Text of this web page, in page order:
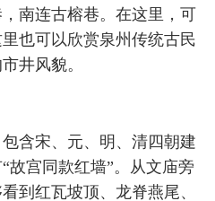
南连古榕巷。在这里，可
也可以欣赏泉州传统古民
井风貌。
含宋、元、明、清四朝建
故宫同款红墙”。从文庙旁
到红瓦坡顶、龙脊燕尾、